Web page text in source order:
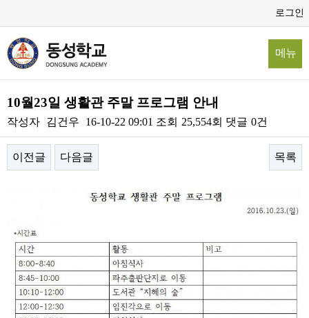
로그인
메뉴
10월23일 생활관 주말 프로그램 안내
작성자 김건우 16-10-22 09:01 조회 25,554회 댓글 0건
이전글 다음글 목록